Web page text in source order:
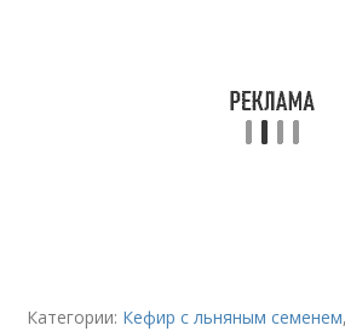
Категории: Кефир с льняным семенем